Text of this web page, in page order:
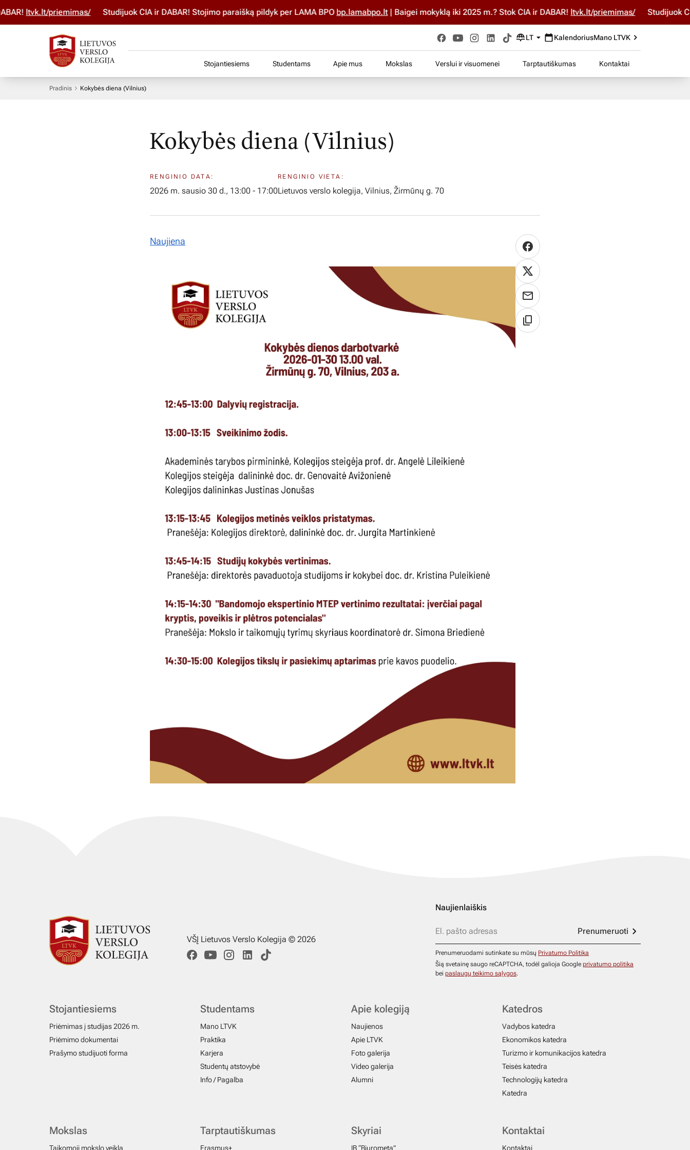
ltvk.lt/priemimas/ Studijuok ČIA ir DABAR! Stojimo paraišką pildyk per LAMA BPObp.lamabpo.lt| Baigei mokyklą iki 2025 m.? Stok ČIA ir DABAR!ltvk.lt/priemimas/ Studijuok ČIA
LT KalendoriusMano LTVK
Stojantiesiems Studentams Apie mus Mokslas Verslui ir visuomenei Tarptautiškumas Kontaktai
Pradinis Kokybės diena (Vilnius)
Kokybės diena (Vilnius)
RENGINIO DATA:
2026 m. sausio 30 d., 13:00 - 17:00
RENGINIO VIETA:
Lietuvos verslo kolegija, Vilnius, Žirmūnų g. 70
Naujiena
VŠĮ Lietuvos Verslo Kolegija © 2026
Naujienlaiškis
Prenumeruoti
Prenumeruodami sutinkate su mūsų Privatumo Politika
Šią svetainę saugo reCAPTCHA, todėl galioja Google privatumo politika
bei paslaugų teikimo sąlygos.
Stojantiesiems
Priėmimas į studijas 2026 m.
Priėmimo dokumentai
Prašymo studijuoti forma
Studentams
Mano LTVK
Praktika
Karjera
Studentų atstovybė
Info / Pagalba
Apie kolegiją
Naujienos
Apie LTVK
Foto galerija
Video galerija
Alumni
Katedros
Vadybos katedra
Ekonomikos katedra
Turizmo ir komunikacijos katedra
Teisės katedra
Technologijų katedra
Katedra
Mokslas
Taikomoji mokslo veikla
Tarptautiškumas
Erasmus+
Skyriai
IB “Biurometa”
Kontaktai
Kontaktai